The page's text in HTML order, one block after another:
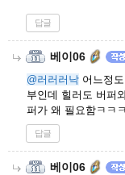
답글
베이06
@러러러낙 어느정
부인데 힐러도 버퍼
퍼가 왜 필요함ㅋㅋ
답글
베이06